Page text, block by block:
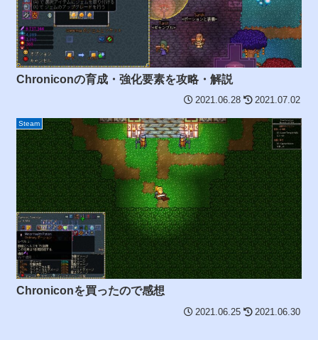
Chroniconの育成・強化要素を攻略・解説
2021.06.28 2021.07.02
Steam
Chroniconを買ったので感想
2021.06.25 2021.06.30